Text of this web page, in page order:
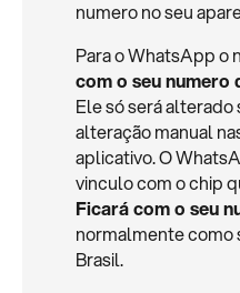
numero no seu
Para o WhatsApp o
com o seu numero
Ele só será alterado
alteração manual
aplicativo. O
vinculo com o chip
Ficará com o seu
normalmente como
Brasil.